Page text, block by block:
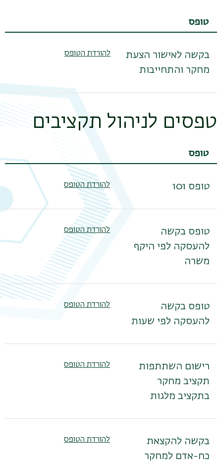
טופס
בקשה לאישור הצעת
מחקר והתחייבות
להורדת הטופס
טפסים לניהול תקציבים
טופס
טופס 101 להורדת הטופס
טופס בקשה
להעסקה לפי היקף
משרה
להורדת הטופס
טופס בקשה
להעסקה לפי שעות
להורדת הטופס
רישום השתתפות
תקציב מחקר
בתקציב מלגות
להורדת הטופס
בקשה להקצאת
כח-אדם למחקר
להורדת הטופס